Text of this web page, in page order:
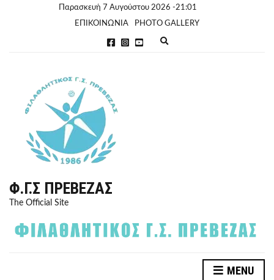
Παρασκευή 7 Αυγούστου 2026 -21:01
ΕΠΙΚΟΙΝΩΝΙΑ
PHOTO GALLERY
Φ.Γ.Σ ΠΡΈΒΕΖΑΣ
The Official Site
MENU